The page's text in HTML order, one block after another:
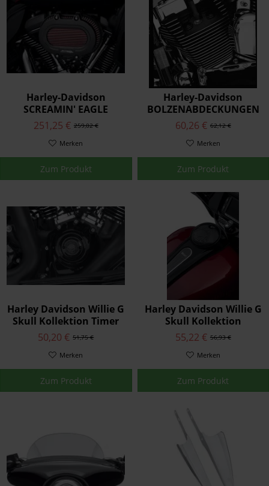
Harley-Davidson
SCREAMIN' EAGLE
VENTILATOR
LUFTFILTERABDECKUNG
SCHWARZGLÄNZEND
61300994
259,02 €
251,25 €
Merken
Zum Produkt
Harley-Davidson
BOLZENABDECKUNGEN
FÜR ZYLINDERKOPF -
SCHWARZGLÄNZEND
43896-99
62,12 €
60,26 €
Merken
Zum Produkt
Harley Davidson Willie G
Skull Kollektion Timer
Deckel Schwarz
25600085
51,75 €
50,20 €
Merken
Zum Produkt
Harley Davidson Willie G
Skull Kollektion
Tankkonsolenklappe
Schwarz 61300794
56,93 €
55,22 €
Merken
Zum Produkt